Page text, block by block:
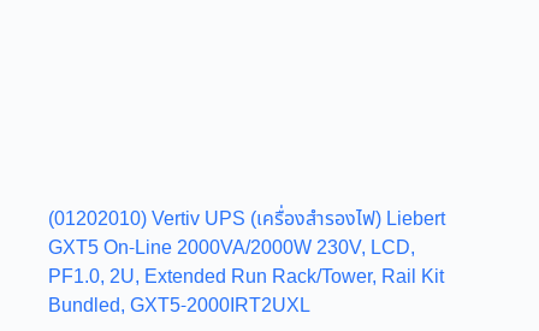
(01202010) Vertiv UPS (เครื่องสำรองไฟ) Liebert
GXT5 On-Line 2000VA/2000W 230V, LCD,
PF1.0, 2U, Extended Run Rack/Tower, Rail Kit
Bundled, GXT5-2000IRT2UXL